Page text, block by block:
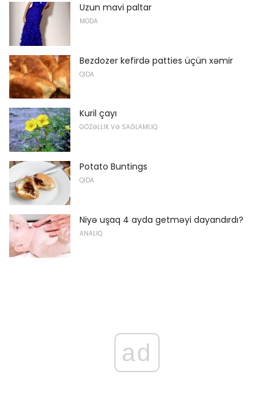
Uzun mavi paltar
MODA
Bezdozer kefirdə patties üçün xəmir
QIDA
Kuril çayı
GÖZƏLLIK VƏ SAĞLAMLIQ
Potato Buntings
QIDA
Niyə uşaq 4 ayda getməyi dayandırdı?
ANALIQ
ad